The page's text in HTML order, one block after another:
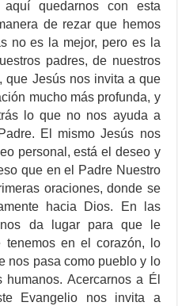
quedarnos con esta
de rezar que hemos
no es la mejor, pero es la
padres, de nuestros
que Jesús nos invita a que
mucho más profunda, y
lo que no nos ayuda a
El mismo Jesús nos
personal, está el deseo y
que en el Padre Nuestro
oraciones, donde se
hacia Dios. En las
da lugar para que le
tenemos en el corazón, lo
nos pasa como pueblo y lo
Acercarnos a Él
Evangelio nos invita a